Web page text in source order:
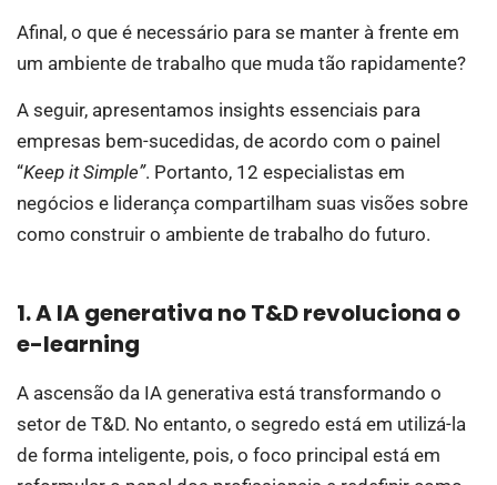
Afinal, o que é necessário para se manter à frente em
um ambiente de trabalho que muda tão rapidamente?
A seguir, apresentamos insights essenciais para
empresas bem-sucedidas, de acordo com o painel
“Keep it Simple”. Portanto, 12 especialistas em
negócios e liderança compartilham suas visões sobre
como construir o ambiente de trabalho do futuro.
1. A IA generativa no T&D revoluciona o
e-learning
A ascensão da IA generativa está transformando o
setor de T&D. No entanto, o segredo está em utilizá-la
de forma inteligente, pois, o foco principal está em